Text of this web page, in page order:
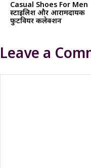
Casual Shoes For Men
स्टाइलिश और आरामदायक
फुटवियर कलेक्शन
Leave a